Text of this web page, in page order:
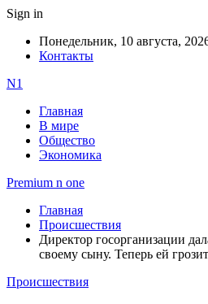
Sign in
Понедельник, 10 августа,
Контакты
N1
Главная
В мире
Общество
Экономика
Premium n one
Главная
Происшествия
Директор госорганизации
своему сыну. Теперь ей
Происшествия